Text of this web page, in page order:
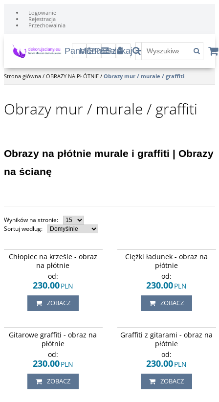
Logowanie
Rejestracja
Przechowalnia
PanelMenuPanelSzukaj
Strona główna / OBRAZY NA PŁÓTNIE / Obrazy mur / murale / graffiti
Obrazy mur / murale / graffiti
Obrazy na płótnie murale i graffiti | Obrazy
na ścianę
Wyników na stronie:
Sortuj według:
Chłopiec na krześle wspinający się
po małą zdobycz.
Chłopiec na krześle - obraz
na płótnie
od:
230.00PLN
ZOBACZ
Grafika namalowana przez zacnego
artystę na murze. Mężczyzna
wiozący ładunek w przyczepce
podczepionej pod rower.
Ciężki ładunek - obraz na
płótnie
od:
230.00PLN
ZOBACZ
Motyw muzyczny. Dwie gitary
skrzyżowane, na tle szarego muru.
Gitarowe graffiti - obraz na
płótnie
od:
230.00PLN
ZOBACZ
Graffiti na murze z gitarami,
głośnikami i instrumentami
muzycznymi ułożonymi w kolorowy
Graffiti z gitarami - obraz na
płótnie
od:
230.00PLN
ZOBACZ